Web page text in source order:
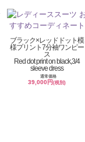
ブラック×レッドドット模
様プリント7分袖ワンピー
ス
Red dot print on black,3/4
sleeve dress
通常価格
39,000円(税別)